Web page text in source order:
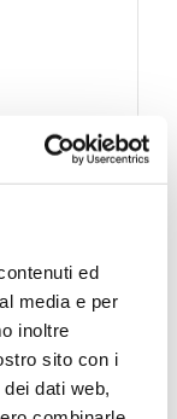
ed
media e per
inoltre
sito con i
dati web,